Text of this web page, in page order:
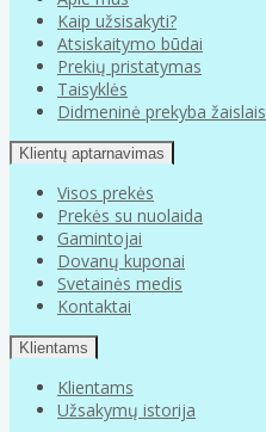
Kaip užsisakyti?
Atsiskaitymo būdai
Prekių pristatymas
Taisyklės
Didmeninė prekyba žaislais
Klientų aptarnavimas
Visos prekės
Prekės su nuolaida
Gamintojai
Dovanų kuponai
Svetainės medis
Kontaktai
Klientams
Klientams
Užsakymų istorija